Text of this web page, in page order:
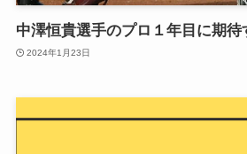
中澤恒貴選手のプロ１年目に期待
2024年1月23日